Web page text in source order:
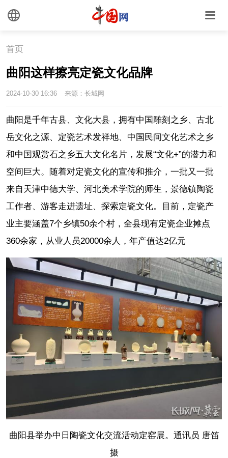
首页
曲阳这样擦亮定瓷文化品牌
2024-10-30 16:36 来源：长城网
曲阳是千年古县、文化大县，拥有中国雕刻之乡、古北
岳文化之源、定瓷艺术发祥地、中国民间文化艺术之乡
和中国观赏石之乡五大文化名片，发展“文化+”的潜力和
空间巨大。随着对定瓷文化的宣传和推介，一批又一批
来自天津中德大学、河北美术学院的师生，景德镇陶瓷
工作者、游客走进遗址、探索定瓷文化。目前，定瓷产
业主要涵盖7个乡镇50余个村，全县现有定瓷企业摊点
360余家，从业人员20000余人，年产值达2亿元
曲阳县举办中日陶瓷文化交流活动定窑展。通讯员 唐笛
摄